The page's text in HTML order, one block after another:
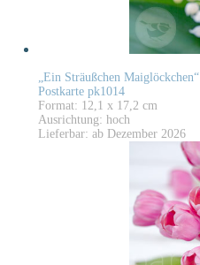
„Ein Sträußchen Maiglöckchen“
Postkarte pk1014
Format: 12,1 x 17,2 cm
Ausrichtung: hoch
Lieferbar: ab Dezember 2026